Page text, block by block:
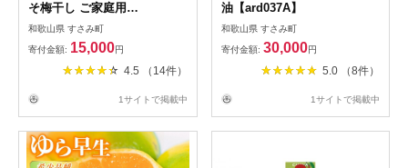
そ梅干し ご家庭用
【khs120】
和歌山県 すさみ町
寄付金額: 15,000円
4.5 （14件）
1サイトで掲載中
油【ard037A】
和歌山県 すさみ町
寄付金額: 30,000円
5.0 （8件）
1サイトで掲載中